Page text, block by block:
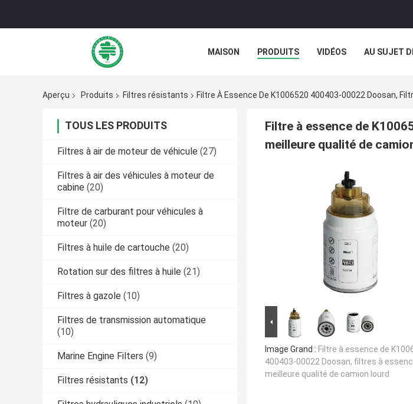
MAISON PRODUITS VIDÉOS AU SUJET
Aperçu
Produits Filtres résistants Filtre À Essence De K1006520 400403-00022 Doosan,
TOUS LES PRODUITS
Filtres à air de moteur de véhicule (27)
Filtres à air des véhicules à moteur de
cabine (20)
Filtre de carburant pour véhicules à
moteur (20)
Filtres à huile de cartouche (20)
Rotation sur des filtres à huile (21)
Filtres à gazole (10)
Filtres de transmission automatique
(10)
Marine Engine Filters (9)
Filtres résistants (12)
Filtre à essence de
meilleure qualité de
Image Grand : Filtre à essence de
400403-00022 Doosan, filtres à
meilleure qualité de camion lourd